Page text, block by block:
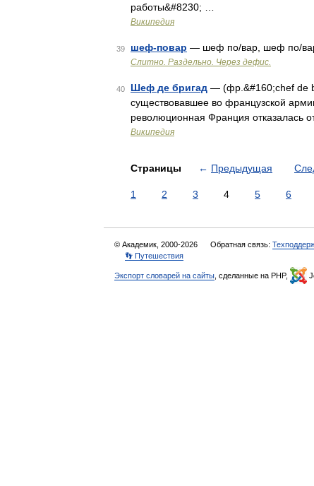
работы&#8230; …
Википедия
39 шеф-повар — шеф по/вар, шеф по/
Слитно. Раздельно. Через дефис.
40 Шеф де бригад — (фр.&#160;chef de
существовавшее во французской
революционная Франция отказалась
Википедия
Страницы ← Предыдущая
1 2 3 4 5 6
© Академик, 2000-2026 Обратная связь:
👣 Путешествия
Экспорт словарей на сайты , сделанные на PHP,